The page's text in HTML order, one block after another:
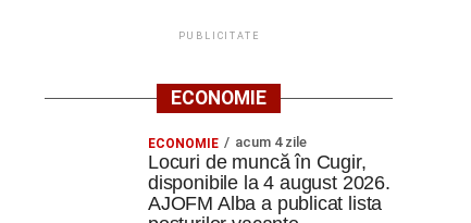
PUBLICITATE
ECONOMIE
ECONOMIE acum 4 zile
Locuri de muncă în Cugir,
disponibile la 4 august 2026.
AJOFM Alba a publicat lista